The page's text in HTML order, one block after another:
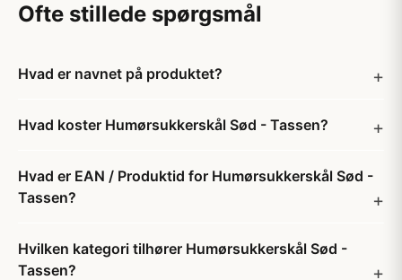
Ofte stillede spørgsmål
Hvad er navnet på produktet?
Hvad koster Humørsukkerskål Sød - Tassen?
Hvad er EAN / Produktid for Humørsukkerskål Sød -
Tassen?
Hvilken kategori tilhører Humørsukkerskål Sød -
Tassen?